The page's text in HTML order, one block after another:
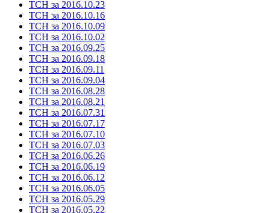
ТСН за 2016.10.23
ТСН за 2016.10.16
ТСН за 2016.10.09
ТСН за 2016.10.02
ТСН за 2016.09.25
ТСН за 2016.09.18
ТСН за 2016.09.11
ТСН за 2016.09.04
ТСН за 2016.08.28
ТСН за 2016.08.21
ТСН за 2016.07.31
ТСН за 2016.07.17
ТСН за 2016.07.10
ТСН за 2016.07.03
ТСН за 2016.06.26
ТСН за 2016.06.19
ТСН за 2016.06.12
ТСН за 2016.06.05
ТСН за 2016.05.29
ТСН за 2016.05.22